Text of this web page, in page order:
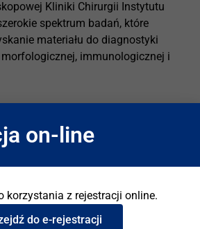
Kliniki Chirurgii Instytutu
spektrum badań, które
materiału do diagnostyki
immunologicznej i
kadrę
z zakresu radiologii.
on-line
korzystania z rejestracji online.
do e-rejestracji